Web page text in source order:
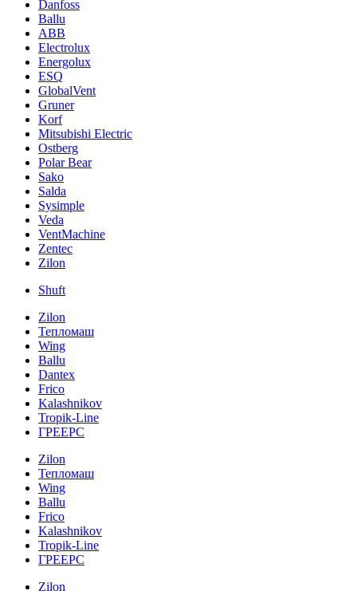
Danfoss
Ballu
ABB
Electrolux
Energolux
ESQ
GlobalVent
Gruner
Korf
Mitsubishi Electric
Ostberg
Polar Bear
Sako
Salda
Sysimple
Veda
VentMachine
Zentec
Zilon
Shuft
Zilon
Тепломаш
Wing
Ballu
Dantex
Frico
Kalashnikov
Tropik-Line
ГРЕЕРС
Zilon
Тепломаш
Wing
Ballu
Frico
Kalashnikov
Tropik-Line
ГРЕЕРС
Zilon